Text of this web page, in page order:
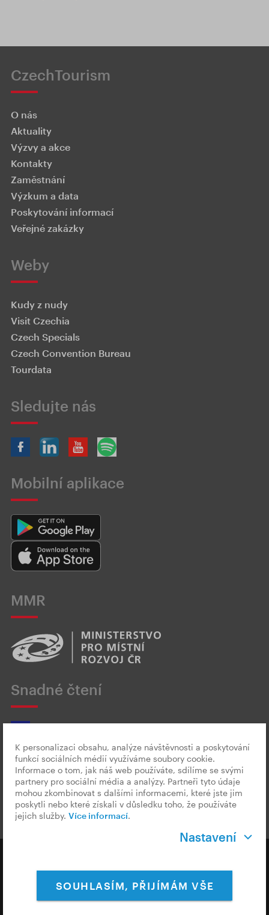
CzechTourism
O nás
Aktuality
Výzvy a akce
Kontakty
Zaměstnání
Výzkum a data
Poskytování informací
Veřejné zakázky
Weby
Kudy z nudy
Visit Czechia
Czech Specials
Czech Convention Bureau
Tourdata
Sledujte nás
Mobilní aplikace
MMR
Snadné čtení
Český znakový jazyk
Ochrana osobních údajů
Cookies & Měření
Nastavení Cookies
K personalizaci obsahu, analýze návštěvnosti a poskytování
funkcí sociálních médií využíváme soubory cookie.
Informace o tom, jak náš web používáte, sdílíme se svými
partnery pro sociální média a analýzy. Partneři tyto údaje
mohou zkombinovat s dalšími informacemi, které jste jim
poskytli nebo které získali v důsledku toho, že používáte
jejich služby. Více informací.
Nastavení
SOUHLASÍM, PŘIJÍMÁM VŠE